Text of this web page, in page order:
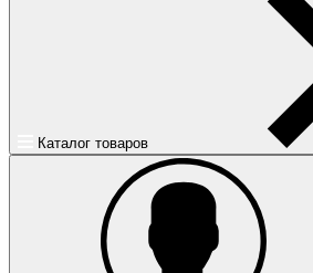
Каталог товаров